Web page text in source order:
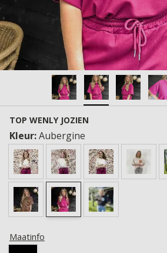
TOP WENLY JOZIEN
Kleur:Aubergine
Maatinfo